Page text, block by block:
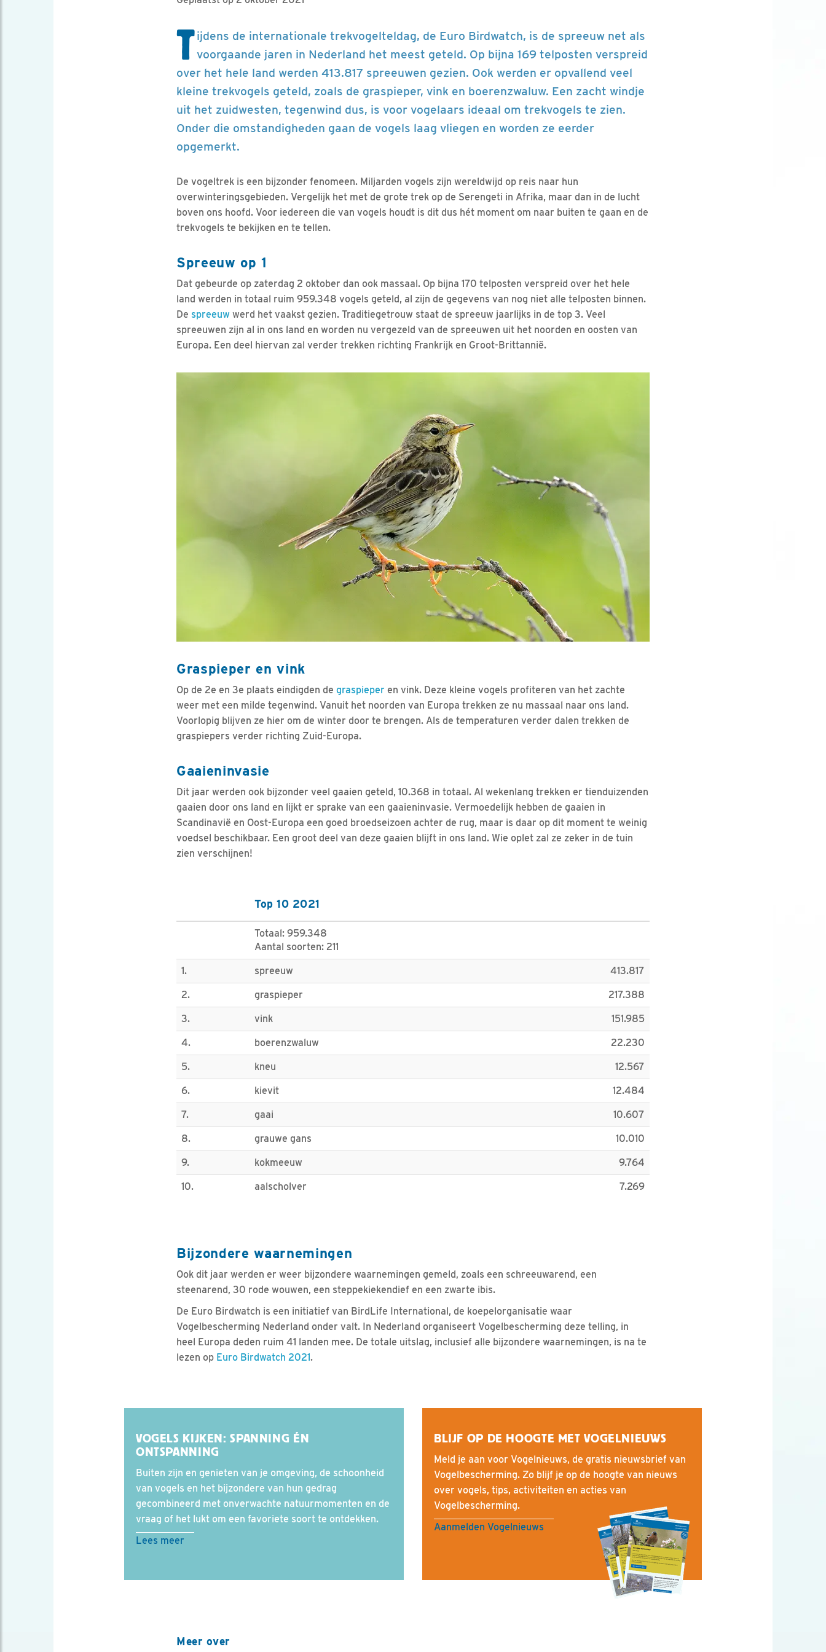
Tijdens de internationale trekvogelteldag, de Euro Birdwatch, is de spreeuw net als
voorgaande jaren in Nederland het meest geteld. Op bijna 169 telposten verspreid
over het hele land werden 413.817 spreeuwen gezien. Ook werden er opvallend veel
kleine trekvogels geteld, zoals de graspieper, vink en boerenzwaluw. Een zacht windje
uit het zuidwesten, tegenwind dus, is voor vogelaars ideaal om trekvogels te zien.
Onder die omstandigheden gaan de vogels laag vliegen en worden ze eerder
opgemerkt.
De vogeltrek is een bijzonder fenomeen. Miljarden vogels zijn wereldwijd op reis naar hun
overwinteringsgebieden. Vergelijk het met de grote trek op de Serengeti in Afrika, maar dan in de lucht
boven ons hoofd. Voor iedereen die van vogels houdt is dit dus hét moment om naar buiten te gaan en de
trekvogels te bekijken en te tellen.
Spreeuw op 1
Dat gebeurde op zaterdag 2 oktober dan ook massaal. Op bijna 170 telposten verspreid over het hele
land werden in totaal ruim 959.348 vogels geteld, al zijn de gegevens van nog niet alle telposten binnen.
De spreeuw werd het vaakst gezien. Traditiegetrouw staat de spreeuw jaarlijks in de top 3. Veel
spreeuwen zijn al in ons land en worden nu vergezeld van de spreeuwen uit het noorden en oosten van
Europa. Een deel hiervan zal verder trekken richting Frankrijk en Groot-Brittannië.
Graspieper en vink
Op de 2e en 3e plaats eindigden de graspieper en vink. Deze kleine vogels profiteren van het zachte
weer met een milde tegenwind. Vanuit het noorden van Europa trekken ze nu massaal naar ons land.
Voorlopig blijven ze hier om de winter door te brengen. Als de temperaturen verder dalen trekken de
graspiepers verder richting Zuid-Europa.
Gaaieninvasie
Dit jaar werden ook bijzonder veel gaaien geteld, 10.368 in totaal. Al wekenlang trekken er tienduizenden
gaaien door ons land en lijkt er sprake van een gaaieninvasie. Vermoedelijk hebben de gaaien in
Scandinavië en Oost-Europa een goed broedseizoen achter de rug, maar is daar op dit moment te weinig
voedsel beschikbaar. Een groot deel van deze gaaien blijft in ons land. Wie oplet zal ze zeker in de tuin
zien verschijnen!
Top 10 2021
Totaal: 959.348
Aantal soorten: 211
1. spreeuw 413.817
2. graspieper 217.388
3. vink 151.985
4. boerenzwaluw 22.230
5. kneu 12.567
6. kievit 12.484
7. gaai 10.607
8. grauwe gans 10.010
9. kokmeeuw 9.764
10. aalscholver 7.269
Bijzondere waarnemingen
Ook dit jaar werden er weer bijzondere waarnemingen gemeld, zoals een schreeuwarend, een
steenarend, 30 rode wouwen, een steppekiekendief en een zwarte ibis.
De Euro Birdwatch is een initiatief van BirdLife International, de koepelorganisatie waar
Vogelbescherming Nederland onder valt. In Nederland organiseert Vogelbescherming deze telling, in
heel Europa deden ruim 41 landen mee. De totale uitslag, inclusief alle bijzondere waarnemingen, is na te
lezen op Euro Birdwatch 2021.
VOGELS KIJKEN: SPANNING ÉN
ONTSPANNING
Buiten zijn en genieten van je omgeving, de schoonheid
van vogels en het bijzondere van hun gedrag
gecombineerd met onverwachte natuurmomenten en de
vraag of het lukt om een favoriete soort te ontdekken.
Lees meer
BLIJF OP DE HOOGTE MET VOGELNIEUWS
Meld je aan voor Vogelnieuws, de gratis nieuwsbrief van
Vogelbescherming. Zo blijf je op de hoogte van nieuws
over vogels, tips, activiteiten en acties van
Vogelbescherming.
Aanmelden Vogelnieuws
Meer over